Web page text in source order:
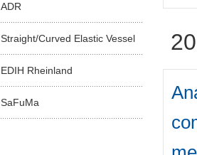
ADR
Straight/Curved Elastic Vessel
EDIH Rheinland
SaFuMa